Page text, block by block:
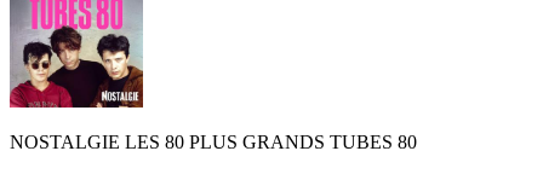
NOSTALGIE LES 80 PLUS GRANDS TUBES 80